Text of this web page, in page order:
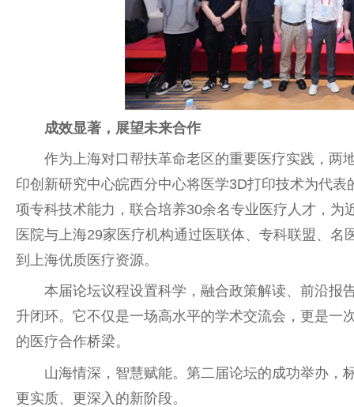
成效显著，展望未来合作
作为上海对口帮扶革命老区的重要医疗实践，两
印创新研究中心皖西分中心将医学3D打印技术为代
项专科技术能力，联合培养30余名专业医疗人才，为
医院与上海29家医疗机构通过医联体、专科联盟、
到上海优质医疗资源。
本届论坛议程设置科学，融合政策解读、前沿报
升闭环。它不仅是一场高水平的学术交流会，更是一
的医疗合作桥梁。
山海情深，智慧赋能。第二届论坛的成功举办，
更实质、更深入的新阶段。